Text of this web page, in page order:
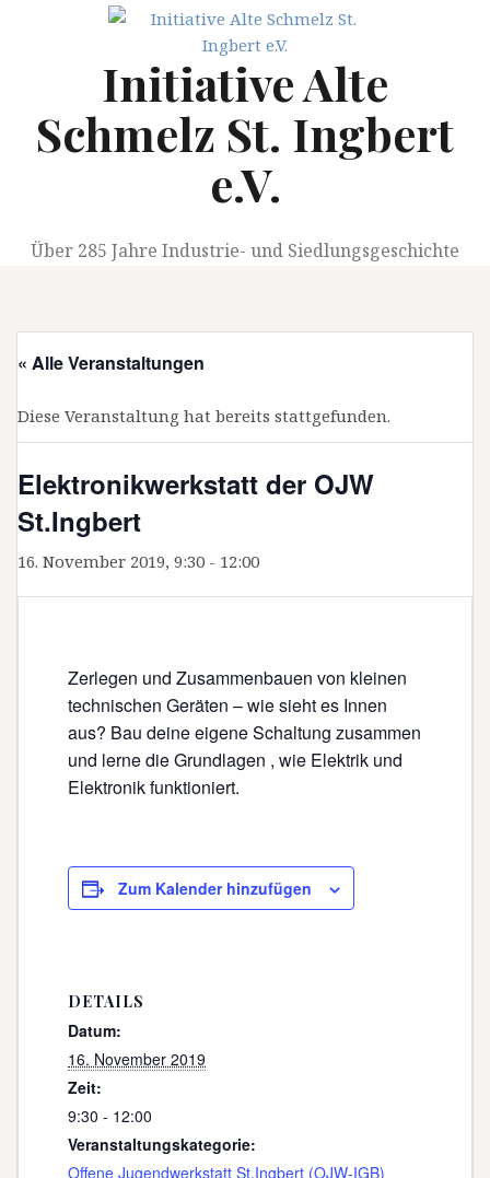
Initiative Alte
Schmelz St. Ingbert
e.V.
Über 285 Jahre Industrie- und Siedlungsgeschichte
« Alle Veranstaltungen
Diese Veranstaltung hat bereits stattgefunden.
Elektronikwerkstatt der OJW
St.Ingbert
16. November 2019, 9:30 - 12:00
Zerlegen und Zusammenbauen von kleinen
technischen Geräten – wie sieht es Innen
aus? Bau deine eigene Schaltung zusammen
und lerne die Grundlagen , wie Elektrik und
Elektronik funktioniert.
Zum Kalender hinzufügen
DETAILS
Datum:
16. November 2019
Zeit:
9:30 - 12:00
Veranstaltungskategorie:
Offene Jugendwerkstatt St.Ingbert (OJW-IGB)